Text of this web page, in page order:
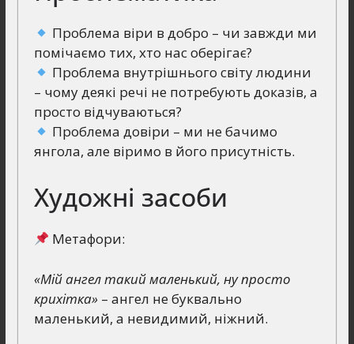
Проблема віри в добро – чи завжди ми
помічаємо тих, хто нас оберігає?
Проблема внутрішнього світу людини
– чому деякі речі не потребують доказів, а
просто відчуваються?
Проблема довіри – ми не бачимо
янгола, але віримо в його присутність.
Художні засоби
Метафори:
«Мій ангел такий маленький, ну просто
крихітка»– ангел не буквально
маленький, а невидимий, ніжний.